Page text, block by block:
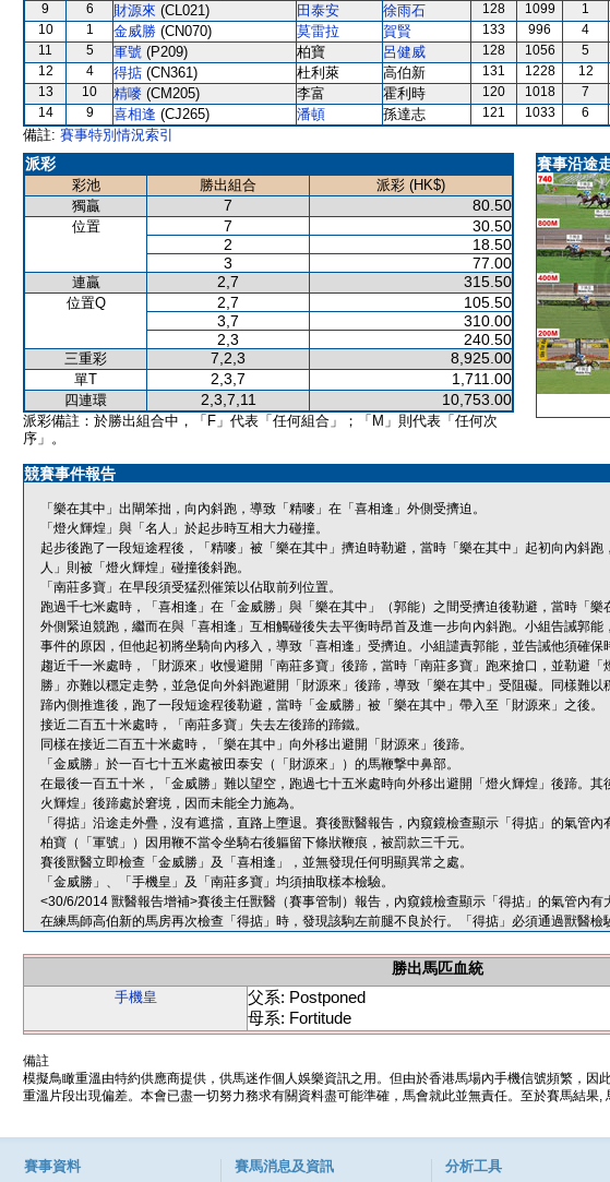
9
6 財源來 (CL021) 田泰安 徐雨石 128 1099 1
10
1 金威勝 (CN070) 莫雷拉 賀賢 133 996 4
11
5 軍號 (P209) 柏寶 呂健威 128 1056 5
12
4 得掂 (CN361) 杜利萊 高伯新 131 1228 12
13
10 精嘜 (CM205) 李富 霍利時 120 1018 7
14
9 喜相逢 (CJ265) 潘頓 孫達志 121 1033 6
備註: 賽事特別情況索引
派彩
彩池 勝出組合
派彩 (HK$)
獨贏
7 80.50
位置 7
30.50
2
18.50
3
77.00
連贏 2,7 315.50
位置Q 2,7
105.50
3,7
310.00
2,3
240.50
三重彩 7,2,3 8,925.00
單T 2,3,7 1,711.00
四連環 2,3,7,11 10,753.00
派彩備註：於勝出組合中，「F」代表「任何組合」；「M」則代表「任何次
序」。
賽事沿途
競賽事件報告
「樂在其中」出閘笨拙，向內斜跑，導致「精嘜」在「喜相逢」外側受擠迫。
「燈火輝煌」與「名人」於起步時互相大力碰撞。
起步後跑了一段短途程後，「精嘜」被「樂在其中」擠迫時勒避，當時「樂在其中」起初向內斜跑
人」則被「燈火輝煌」碰撞後斜跑。
「南莊多寶」在早段須受猛烈催策以佔取前列位置。
跑過千七米處時，「喜相逢」在「金威勝」與「樂在其中」（郭能）之間受擠迫後勒避，當時「樂
外側緊迫競跑，繼而在與「喜相逢」互相觸碰後失去平衡時昂首及進一步向內斜跑。小組告誡郭
事件的原因，但他起初將坐騎向內移入，導致「喜相逢」受擠迫。小組譴責郭能，並告誡他須確保
趨近千一米處時，「財源來」收慢避開「南莊多寶」後蹄，當時「南莊多寶」跑來搶口，並勒避
勝」亦難以穩定走勢，並急促向外斜跑避開「財源來」後蹄，導致「樂在其中」受阻礙。同樣難
蹄內側推進後，跑了一段短途程後勒避，當時「金威勝」被「樂在其中」帶入至「財源來」之後。
接近二百五十米處時，「南莊多寶」失去左後蹄的蹄鐵。
同樣在接近二百五十米處時，「樂在其中」向外移出避開「財源來」後蹄。
「金威勝」於一百七十五米處被田泰安（「財源來」）的馬鞭撃中鼻部。
在最後一百五十米，「金威勝」難以望空，跑過七十五米處時向外移出避開「燈火輝煌」後蹄。
火輝煌」後蹄處於窘境，因而未能全力施為。
「得掂」沿途走外疊，沒有遮擋，直路上墮退。賽後獸醫報告，內窺鏡檢查顯示「得掂」的氣管內
柏寶（「軍號」）因用鞭不當令坐騎右後軀留下條狀鞭痕，被罰款三千元。
賽後獸醫立即檢查「金威勝」及「喜相逢」，並無發現任何明顯異常之處。
「金威勝」、「手機皇」及「南莊多寶」均須抽取樣本檢驗。
<30/6/2014 獸醫報告增補>賽後主任獸醫（賽事管制）報告，內窺鏡檢查顯示「得掂」的氣管內有
在練馬師高伯新的馬房再次檢查「得掂」時，發現該駒左前腿不良於行。「得掂」必須通過獸醫檢
勝出馬匹血統
手機皇
父系: Postponed
母系: Fortitude
備註
模擬鳥瞰重溫由特約供應商提供，供馬迷作個人娛樂資訊之用。但由於香港馬場內手機信號頻繁，因
重溫片段出現偏差。本會已盡一切努力務求有關資料盡可能準確，馬會就此並無責任。至於賽馬結果,
賽事資料 賽馬消息及資訊 分析工具